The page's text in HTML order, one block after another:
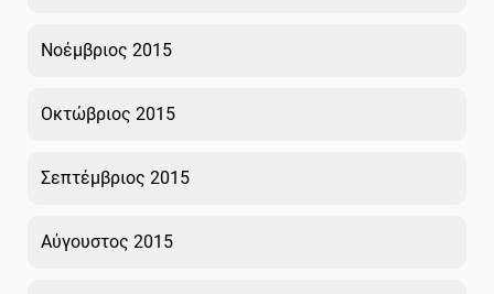
Νοέμβριος 2015
Οκτώβριος 2015
Σεπτέμβριος 2015
Αύγουστος 2015